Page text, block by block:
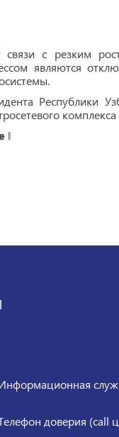
с резким
являются
Республики
‖
доверия (call